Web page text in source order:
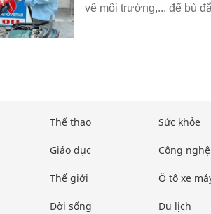
vệ môi trường,... để bù
Thể thao
Giáo dục
Thế giới
Đời sống
Sức khỏe
Công nghệ
Ô tô xe
Du lịch